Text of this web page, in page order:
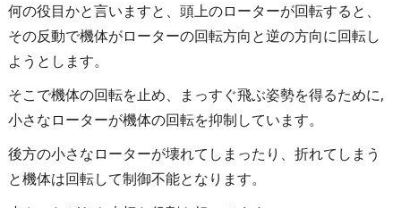
何の役目かと言いますと、頭上のローターが回転すると、
その反動で機体がローターの回転方向と逆の方向に回転し
ようとします。
そこで機体の回転を止め、まっすぐ飛ぶ姿勢を得るために,
小さなローターが機体の回転を抑制しています。
後方の小さなローターが壊れてしまったり、折れてしまう
と機体は回転して制御不能となります。